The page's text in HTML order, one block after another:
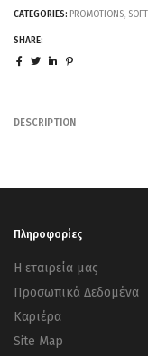
CATEGORIES: PROMOTIONS,
SHARE:
DESCRIPTION
Πληροφορίες
Η εταιρεία μας
Προσωπικά Δεδομένα
Καριέρα
Site Map